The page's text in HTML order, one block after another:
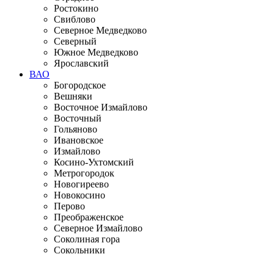
Ростокино
Свиблово
Северное Медведково
Северный
Южное Медведково
Ярославский
ВАО
Богородское
Вешняки
Восточное Измайлово
Восточный
Гольяново
Ивановское
Измайлово
Косино-Ухтомский
Метрогородок
Новогиреево
Новокосино
Перово
Преображенское
Северное Измайлово
Соколиная гора
Сокольники